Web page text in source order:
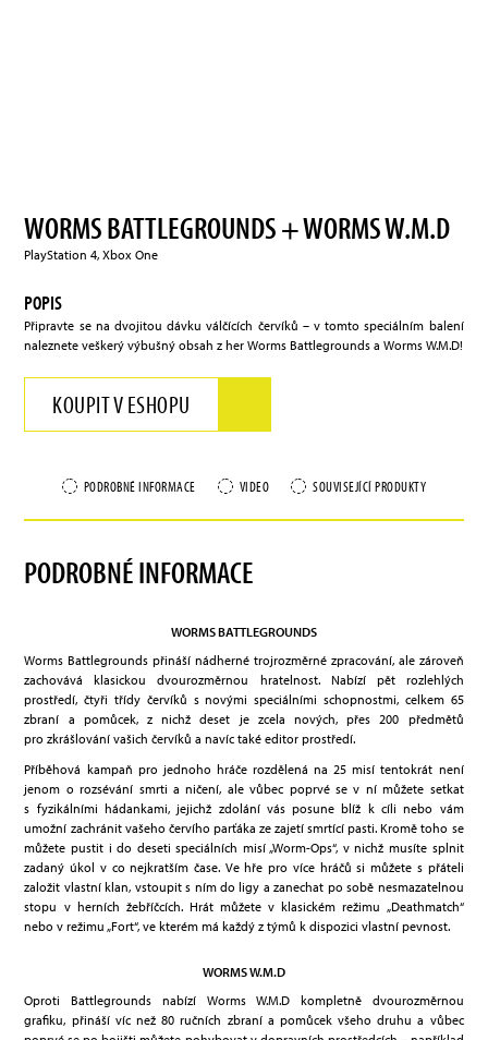
WORMS BATTLEGROUNDS + WORMS W.M.D
PlayStation 4, Xbox One
POPIS
Připravte se na dvojitou dávku válčících červíků – v tomto speciálním balení
naleznete veškerý výbušný obsah z her Worms Battlegrounds a Worms W.M.D!
KOUPIT V ESHOPU
PODROBNÉ INFORMACE VIDEO SOUVISEJÍCÍ PRODUKTY
PODROBNÉ INFORMACE
WORMS BATTLEGROUNDS
Worms Battlegrounds přináší nádherné trojrozměrné zpracování, ale zároveň
zachovává klasickou dvourozměrnou hratelnost. Nabízí pět rozlehlých
prostředí, čtyři třídy červíků s novými speciálními schopnostmi, celkem 65
zbraní a pomůcek, z nichž deset je zcela nových, přes 200 předmětů
pro zkrášlování vašich červíků a navíc také editor prostředí.
Příběhová kampaň pro jednoho hráče rozdělená na 25 misí tentokrát není
jenom o rozsévání smrti a ničení, ale vůbec poprvé se v ní můžete setkat
s fyzikálními hádankami, jejichž zdolání vás posune blíž k cíli nebo vám
umožní zachránit vašeho červího parťáka ze zajetí smrtící pasti. Kromě toho se
můžete pustit i do deseti speciálních misí „Worm-Ops“, v nichž musíte splnit
zadaný úkol v co nejkratším čase. Ve hře pro více hráčů si můžete s přáteli
založit vlastní klan, vstoupit s ním do ligy a zanechat po sobě nesmazatelnou
stopu v herních žebříčcích. Hrát můžete v klasickém režimu „Deathmatch“
nebo v režimu „Fort“, ve kterém má každý z týmů k dispozici vlastní pevnost.
WORMS W.M.D
Oproti Battlegrounds nabízí Worms W.M.D kompletně dvourozměrnou
grafiku, přináší víc než 80 ručních zbraní a pomůcek všeho druhu a vůbec